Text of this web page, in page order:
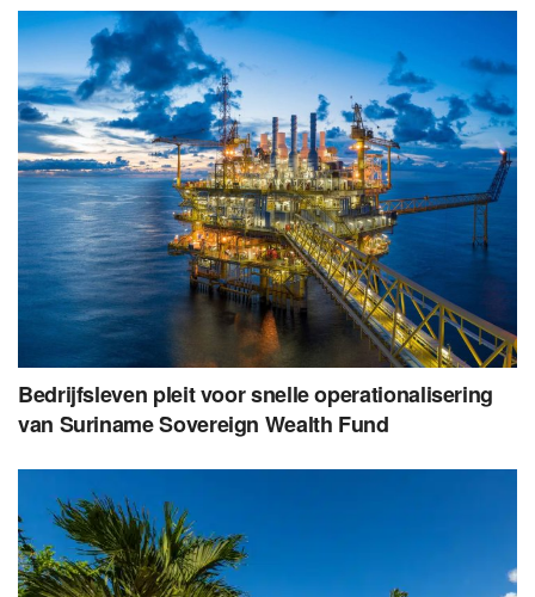
Bedrijfsleven pleit voor snelle operationalisering
van Suriname Sovereign Wealth Fund